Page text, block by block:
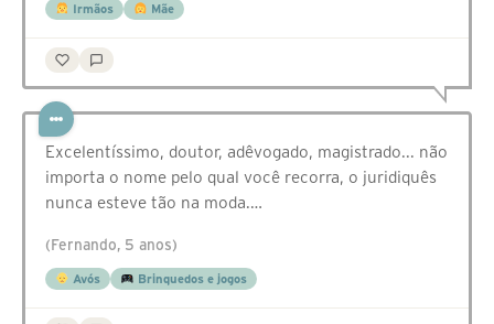
Irmãos Mãe
Excelentíssimo, doutor, adêvogado, magistrado... não
importa o nome pelo qual você recorra, o juridiquês
nunca esteve tão na moda.…
(Fernando, 5 anos)
Avós Brinquedos e jogos